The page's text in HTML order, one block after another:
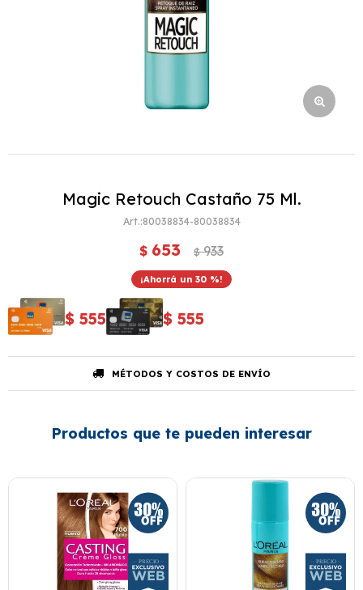
Magic Retouch Castaño 75 Ml.
80038834-80038834
$ 653 $ 933
30
$ 555 $ 555
MÉTODOS Y COSTOS DE ENVÍO
Productos que te pueden interesar